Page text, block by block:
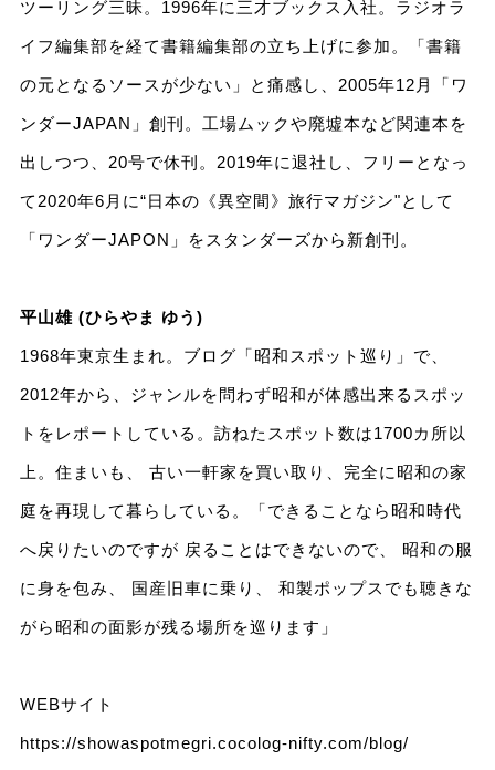
ツーリング三昧。1996年に三才ブックス入社。ラジオラ
イフ編集部を経て書籍編集部の立ち上げに参加。「書籍
の元となるソースが少ない」と痛感し、2005年12月「ワ
ンダーJAPAN」創刊。工場ムックや廃墟本など関連本を
出しつつ、20号で休刊。2019年に退社し、フリーとなっ
て2020年6月に“日本の《異空間》旅行マガジン"として
「ワンダーJAPON」をスタンダーズから新創刊。
平山雄 (ひらやま ゆう)
1968年東京生まれ。ブログ「昭和スポット巡り」で、
2012年から、ジャンルを問わず昭和が体感出来るスポッ
トをレポートしている。訪ねたスポット数は1700カ所以
上。住まいも、 古い一軒家を買い取り、完全に昭和の家
庭を再現して暮らしている。「できることなら昭和時代
へ戻りたいのですが 戻ることはできないので、 昭和の服
に身を包み、 国産旧車に乗り、 和製ポップスでも聴きな
がら昭和の面影が残る場所を巡ります」
WEBサイト
https://showaspotmegri.cocolog-nifty.com/blog/